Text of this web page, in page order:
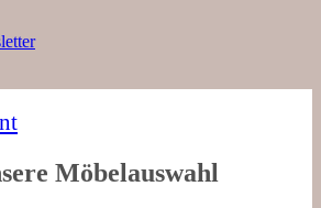
Möbelauswahl